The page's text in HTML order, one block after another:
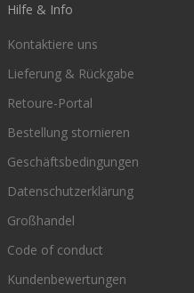
Hilfe & Info
Kontaktiere uns
Lieferung & Rückgabe
Retoure-Portal
Bestellung stornieren
Geschäftsbedingungen
Datenschutzerklärung
Großhandel
Code of conduct
Kundenbewertungen